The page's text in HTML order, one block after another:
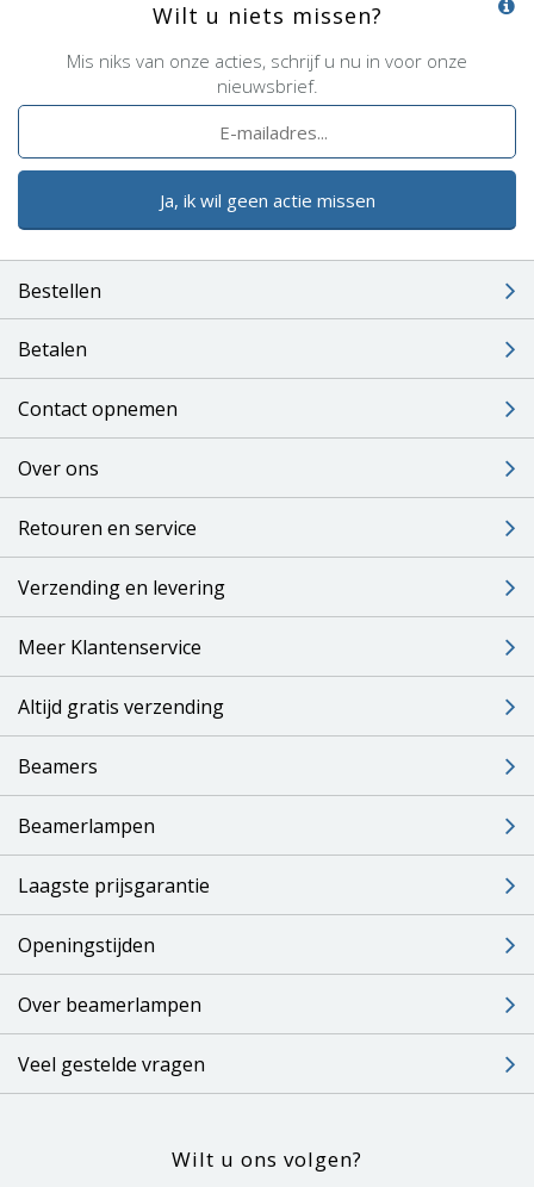
Wilt u niets missen?
Mis niks van onze acties, schrijf u nu in voor onze
nieuwsbrief.
Ja, ik wil geen actie missen
Bestellen
Betalen
Contact opnemen
Over ons
Retouren en service
Verzending en levering
Meer Klantenservice
Altijd gratis verzending
Beamers
Beamerlampen
Laagste prijsgarantie
Openingstijden
Over beamerlampen
Veel gestelde vragen
Wilt u ons volgen?